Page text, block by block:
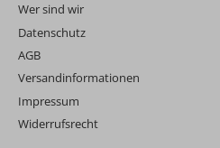
Wer sind wir
Datenschutz
AGB
Versandinformationen
Impressum
Widerrufsrecht